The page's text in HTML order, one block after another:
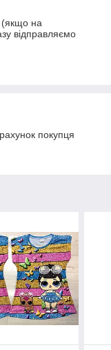
(якщо на
відправляємо
покупця